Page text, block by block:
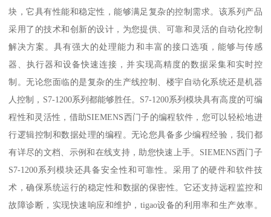
块，它具有性能和稳定性，能够满足复杂的控制需求。该系列产品
采用了的技术和创新的设计，为您提供、可靠和灵活的自动化控制
解决方案。具有强大的处理能力和丰富的接口选项，能够与传感
器、执行器和设备快速连接，并实现高精度的数据采集和实时控
制。无论您面临的是复杂的生产线控制、楼宇自动化系统还是机器
人控制，S7-1200系列都能够胜任。S7-1200系列模块具有高度的可编
程性和灵活性，借助SIEMENS西门子的编程软件，您可以轻松地进
行逻辑控制和数据处理的编程。无论您具备多少编程经验，我们都
有详尽的文档、示例和在线支持，助您快速上手。SIEMENS西门子
S7-1200系列模块还具备安全性和可靠性。采用了的硬件和软件技
术，确保系统运行的稳定性和数据的保密性。它还支持远程监控和
故障诊断，实现快速响应和维护，tigao设备的利用率和生产效率。